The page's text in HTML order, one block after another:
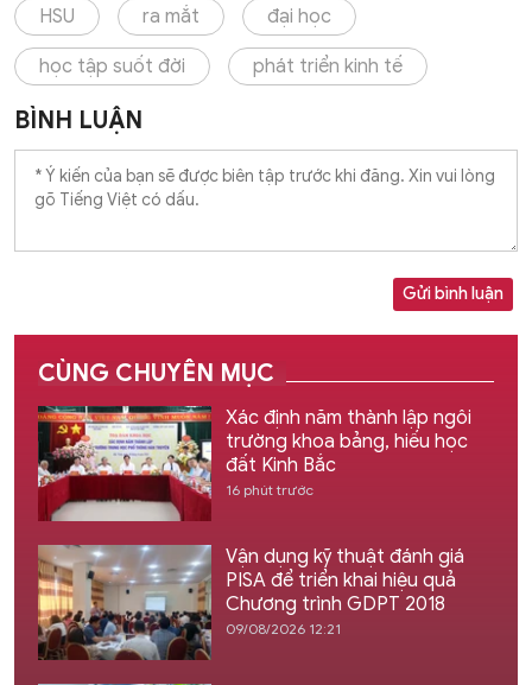
HSU ra mắt đại học
học tập suốt đời phát triển kinh tế
BÌNH LUẬN
Gửi bình luận
CÙNG CHUYÊN MỤC
Xác định năm thành lập ngôi
trường khoa bảng, hiếu học
đất Kinh Bắc
16 phút trước
Vận dụng kỹ thuật đánh giá
PISA để triển khai hiệu quả
Chương trình GDPT 2018
09/08/2026 12:21